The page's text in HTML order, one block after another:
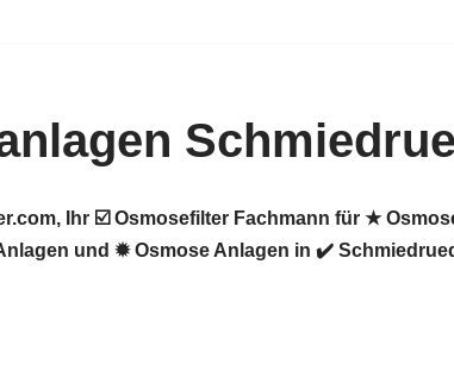
Ihr ☑️ Osmosefilter Fachmann für ★
und ✹ Osmose Anlagen in ✔️